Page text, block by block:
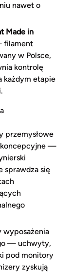
nawet o
Made in
w Polsce,
kontrolę
każdym etapie
przemysłowe
koncepcyjne —
sprawdza się
wyposażenia
— uchwyty,
pod monitory
zyskują